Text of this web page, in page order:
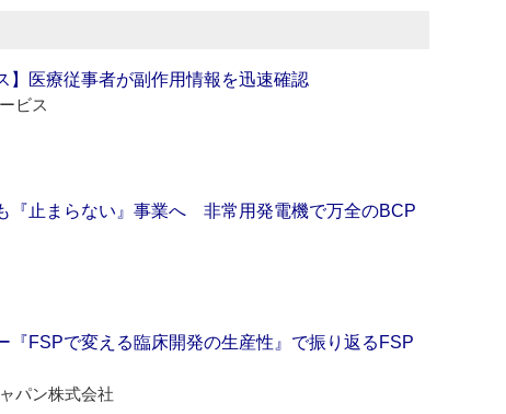
】医療従事者が副作用情報を迅速確認
ビス
『止まらない』事業へ 非常用発電機で万全のBCP
『FSPで変える臨床開発の生産性』で振り返るFSP
パン株式会社